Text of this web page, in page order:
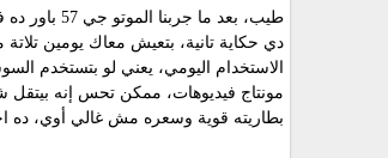
طيب، بعد
دي حكاية تانية، بتعيش معاك يومين
الاستخدام اليومي، يعني لو بتستخدم
مونتاج فيديوهات، ممكن تحس إنه بيتقل
بطاريته قوية وسعره مش غالي أوي، ده